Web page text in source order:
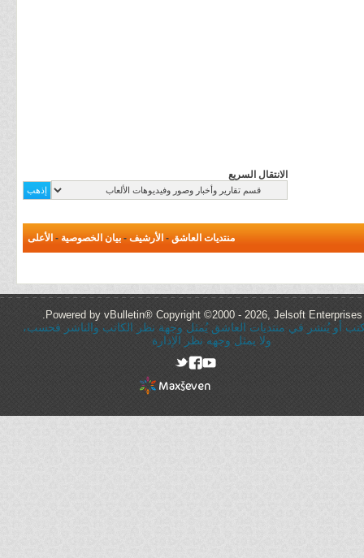
الانتقال السريع
منتديات العاشق - الأرشيف - بيان الخصوصية - الأعلى
Powered by vBulletin® Copyright ©2000 - 2026, Jelsoft Enterprises
أو يُنشر في منتديات العاشق يُمثل وجهة نظر الكاتب والناشر فحسب،
ولا يمثل وجهه نظر الإدارة